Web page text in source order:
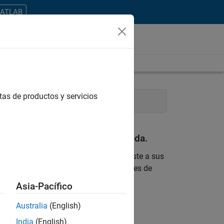
Human Resources Legal
con sus criterios de búsqueda.
ninguna vacante que se ajuste a sus
sobre nuevas oportunidades de
todos los empleos en su zona.
de productos y servicios
Asia-Pacífico
Australia (English)
India (English)